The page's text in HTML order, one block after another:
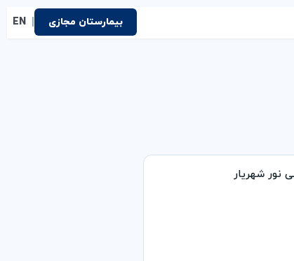
بیمارستان مجازی EN
شهریار